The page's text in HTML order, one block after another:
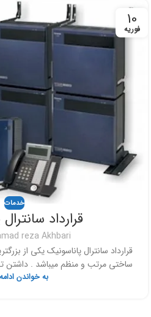
10
فوریه
خدمات
قرارداد
reza Akhbari
قرارداد سانترال پاناسونیک یکی از
ساختی مرتب و منظم میباشد . داشتن
به خواندن